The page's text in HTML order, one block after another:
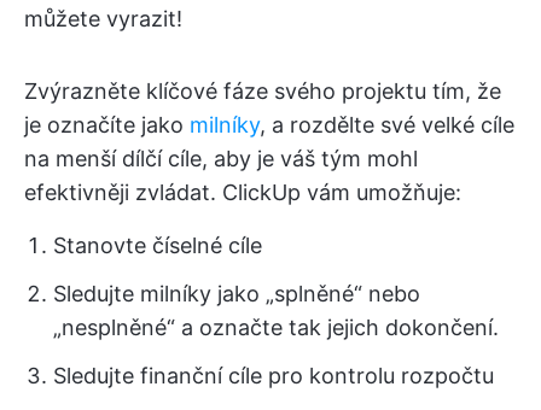
můžete vyrazit!
Zvýrazněte klíčové fáze svého projektu tím, že
je označíte jako milníky, a rozdělte své velké cíle
na menší dílčí cíle, aby je váš tým mohl
efektivněji zvládat. ClickUp vám umožňuje:
Stanovte číselné cíle
Sledujte milníky jako „splněné“ nebo
„nesplněné“ a označte tak jejich dokončení.
Sledujte finanční cíle pro kontrolu rozpočtu